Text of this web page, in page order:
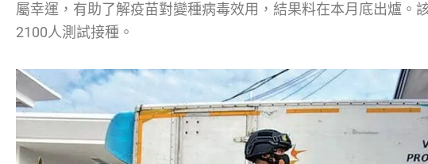
屬幸運，有助了解疫苗對變種病毒效用，結果料在本月底出爐。
2100人測試接種。